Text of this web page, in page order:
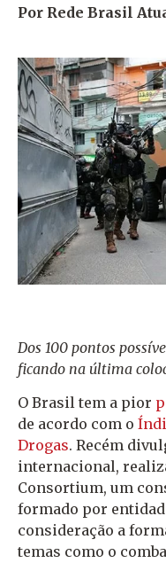
Por
Dos 100 pontos
ficando na última
O Brasil tem a pior
de acordo com o
Drogas. Recém
internacional,
Consortium, um
formado por
consideração a
temas como o